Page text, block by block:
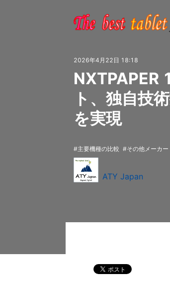
2026年4月22日 18:18
ト、独自技
を実現
主要機種の比較 その他メーカー
ATY Japan